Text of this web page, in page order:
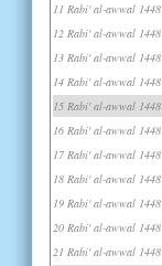
11 Rabi' al-awwal 1448
12 Rabi' al-awwal 1448
13 Rabi' al-awwal 1448
14 Rabi' al-awwal 1448
15 Rabi' al-awwal 1448
16 Rabi' al-awwal 1448
17 Rabi' al-awwal 1448
18 Rabi' al-awwal 1448
19 Rabi' al-awwal 1448
20 Rabi' al-awwal 1448
21 Rabi' al-awwal 1448